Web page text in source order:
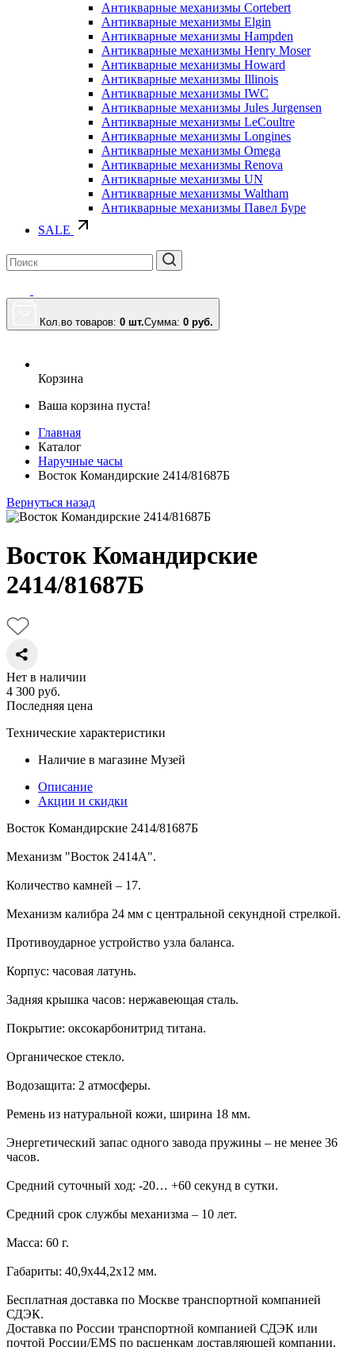
Антикварные механизмы Cortebert
Антикварные механизмы Elgin
Антикварные механизмы Hampden
Антикварные механизмы Henry Moser
Антикварные механизмы Howard
Антикварные механизмы Illinois
Антикварные механизмы IWC
Антикварные механизмы Jules Jurgensen
Антикварные механизмы LeCoultre
Антикварные механизмы Longines
Антикварные механизмы Omega
Антикварные механизмы Renova
Антикварные механизмы UN
Антикварные механизмы Waltham
Антикварные механизмы Павел Буре
SALE
Кол.во товаров: 0 шт.Сумма: 0 руб.
Корзина
Ваша корзина пуста!
Главная
Каталог
Наручные часы
Восток Командирские 2414/81687Б
Вернуться назад
Восток Командирские
2414/81687Б
Нет в наличии
4 300 руб.
Последняя цена
Технические характеристики
Наличие в магазине Музей
Описание
Акции и скидки
Восток Командирские 2414/81687Б
Механизм "Восток 2414А".
Количество камней – 17.
Механизм калибра 24 мм с центральной секундной стрелкой.
Противоударное устройство узла баланса.
Корпус: часовая латунь.
Задняя крышка часов: нержавеющая сталь.
Покрытие: оксокарбонитрид титана.
Органическое стекло.
Водозащита: 2 атмосферы.
Ремень из натуральной кожи, ширина 18 мм.
Энергетический запас одного завода пружины – не менее 36
часов.
Средний суточный ход: -20… +60 секунд в сутки.
Средний срок службы механизма – 10 лет.
Масса: 60 г.
Габариты: 40,9х44,2х12 мм.
Бесплатная доставка по Москве транспортной компанией
СДЭК.
Доставка по России транспортной компанией СДЭК или
почтой России/EMS по расценкам доставляющей компании.